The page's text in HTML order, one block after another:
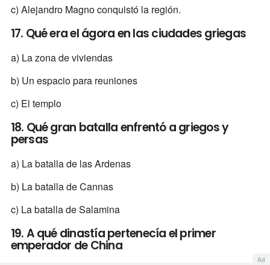
c) Alejandro Magno conquistó la región.
17. Qué era el ágora en las ciudades griegas
a) La zona de viviendas
b) Un espacio para reuniones
c) El templo
18. Qué gran batalla enfrentó a griegos y
persas
a) La batalla de las Ardenas
b) La batalla de Cannas
c) La batalla de Salamina
19. A qué dinastía pertenecía el primer
emperador de China
Ad